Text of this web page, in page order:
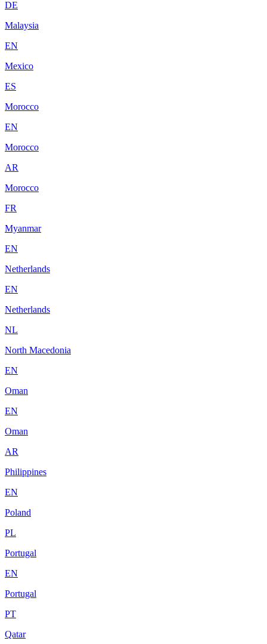
DE
Malaysia
EN
Mexico
ES
Morocco
EN
Morocco
AR
Morocco
FR
Myanmar
EN
Netherlands
EN
Netherlands
NL
North Macedonia
EN
Oman
EN
Oman
AR
Philippines
EN
Poland
PL
Portugal
EN
Portugal
PT
Qatar